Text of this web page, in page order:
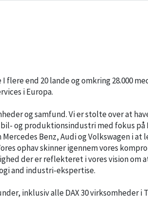
end 20 lande og omkring 28.000
i Europa.
og samfund. Vi er stolte over at
og produktionsindustri med fokus på
Benz, Audi og Volkswagen i at
ophav skinner igennem vores
der er reflekteret i vores vision om
and industri-ekspertise.
inklusiv alle DAX 30 virksomheder i